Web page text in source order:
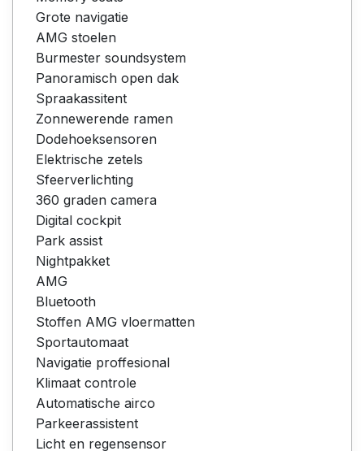
Grote navigatie
AMG stoelen
Burmester soundsystem
Panoramisch open dak
Spraakassitent
Zonnewerende ramen
Dodehoeksensoren
Elektrische zetels
Sfeerverlichting
360 graden camera
Digital cockpit
Park assist
Nightpakket
AMG
Bluetooth
Stoffen AMG vloermatten
Sportautomaat
Navigatie proffesional
Klimaat controle
Automatische airco
Parkeerassistent
Licht en regensensor